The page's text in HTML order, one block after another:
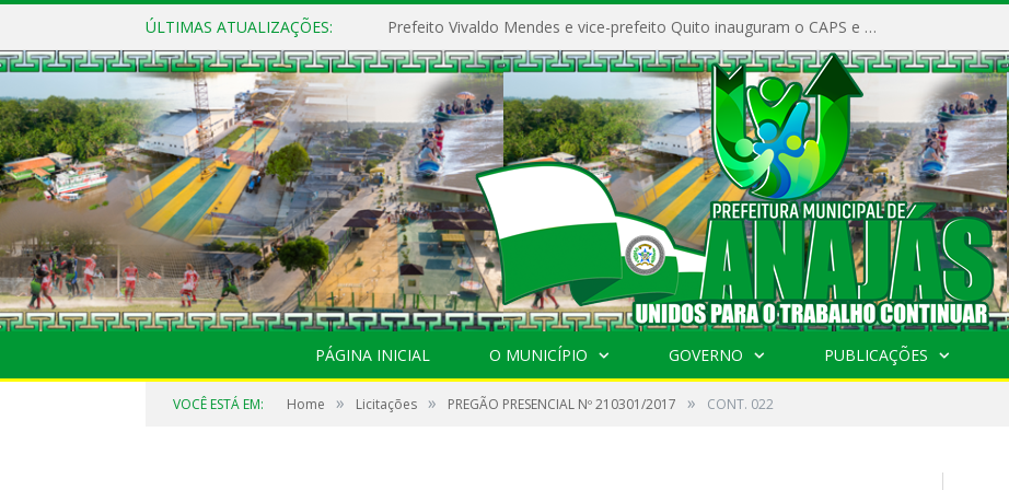
ÚLTIMAS ATUALIZAÇÕES: Prefeito Vivaldo Mendes e vice-prefeito Quito inauguram o CAPS e fortalecem a saúde pública em Anajás.
PÁGINA INICIAL O MUNICÍPIO GOVERNO PUBLICAÇÕES
VOCÊ ESTÁ EM: Home » Licitações » PREGÃO PRESENCIAL Nº 210301/2017 » CONT. 022